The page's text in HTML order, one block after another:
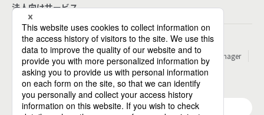
法人向けサービス
その他
パーソルのRPA
ワークスイッチコンサルティング
HITO-Manager
MITERAS
ポスタス Reskilling Camp StepBase
サービス一覧